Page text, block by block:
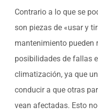
Contrario a lo que se
son piezas de «usar y
mantenimiento pueden
posibilidades de fallas
climatización, ya que
conducir a que otras
vean afectadas. Esto